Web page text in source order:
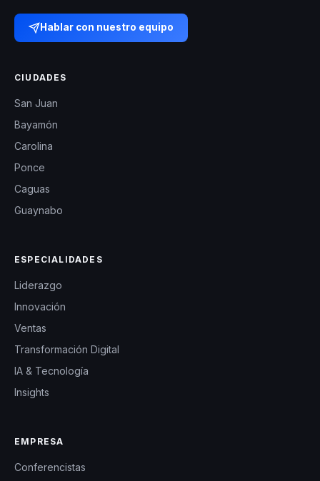
Hablar con nuestro equipo
CIUDADES
San Juan
Bayamón
Carolina
Ponce
Caguas
Guaynabo
ESPECIALIDADES
Liderazgo
Innovación
Ventas
Transformación Digital
IA & Tecnología
Insights
EMPRESA
Conferencistas